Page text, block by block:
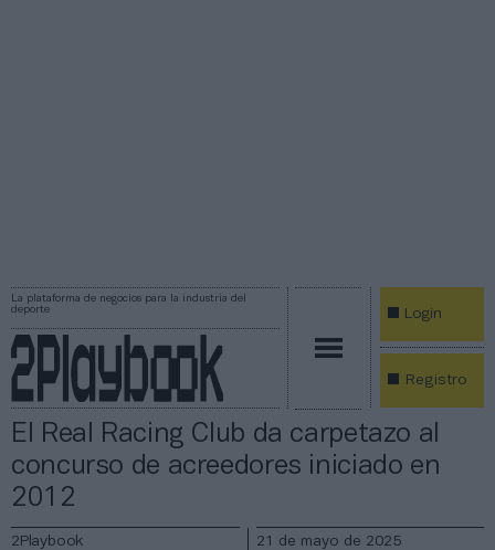
La plataforma de negocios para la industria del
deporte
Login
Registro
El Real Racing Club da carpetazo al
concurso de acreedores iniciado en
2012
2Playbook 21 de mayo de 2025